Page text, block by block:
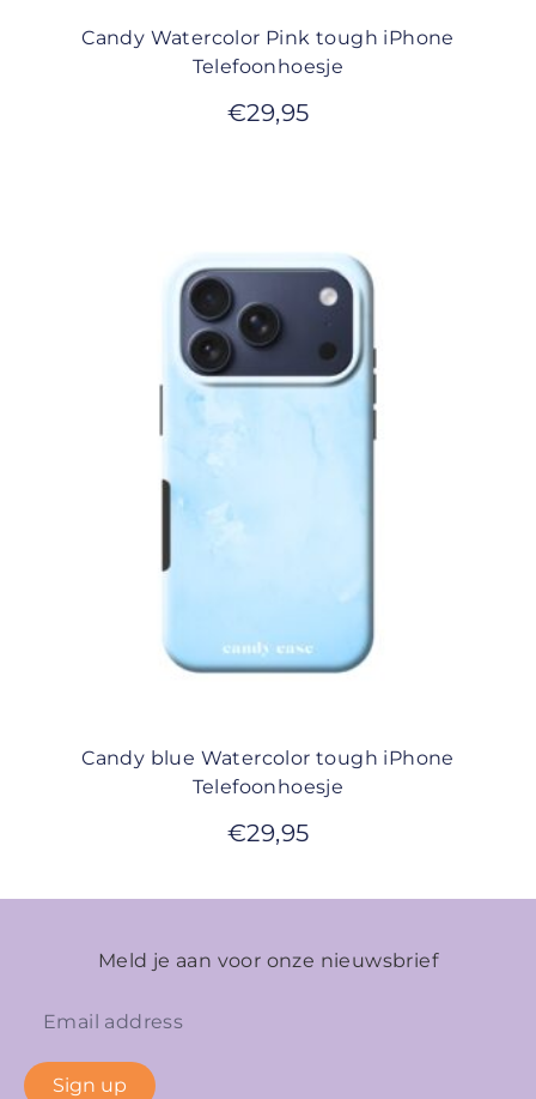
Candy Watercolor Pink tough iPhone
Telefoonhoesje
€29,95
Candy blue Watercolor tough iPhone
Telefoonhoesje
€29,95
Meld je aan voor onze nieuwsbrief
Sign up